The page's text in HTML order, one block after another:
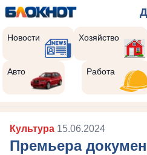
Новости Хозяйство
Авто Работа
Культура 15.06.2024
Премьера